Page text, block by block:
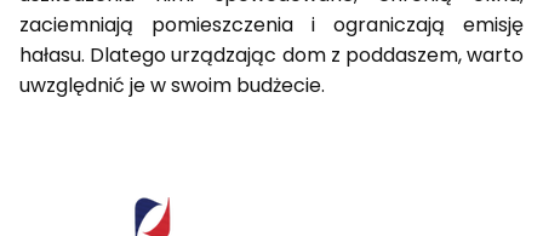
zaciemniają pomieszczenia i ograniczają emisję
hałasu. Dlatego urządzając dom z poddaszem, warto
uwzględnić je w swoim budżecie.